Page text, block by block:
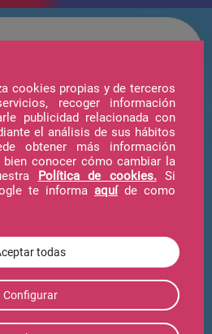
cookies propias y de terceros
recoger información
publicidad relacionada con
el análisis de sus hábitos
obtener más información
conocer cómo cambiar la
Política de cookies.Si
te informa aquíde como
Hotel
Forfait